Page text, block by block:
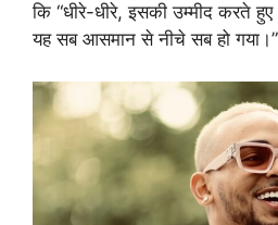
कि “धीरे-धीरे, इसकी उम्मीद करते
यह सब आसमान से नीचे सब हो